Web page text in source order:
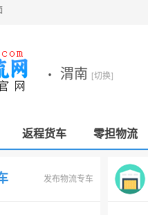
· 渭南 [切换]
返程货车 零担物流
发布物流专车